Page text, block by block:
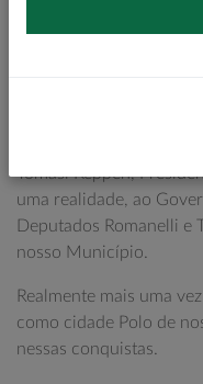
para andar.
Agradecemos em
Tomasi Keppen,
uma realidade, ao
Deputados Romanelli e
nosso Município.
Realmente mais uma
como cidade Polo de
nessas conquistas.